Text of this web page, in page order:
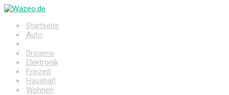
Zum
springenStartseite
Auto
Drogerie
Elektronik
Freizeit
Haushalt
Wohnen